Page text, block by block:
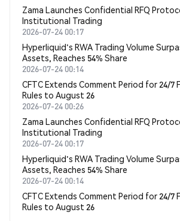
Zama Launches Confidential RFQ
Institutional Trading
2026-07-24 00:17
Hyperliquid's RWA Trading Volume
Assets, Reaches 54% Share
2026-07-24 00:14
CFTC Extends Comment Period for 24/7
Rules to August 26
2026-07-24 00:26
Zama Launches Confidential RFQ
Institutional Trading
2026-07-24 00:17
Hyperliquid's RWA Trading Volume
Assets, Reaches 54% Share
2026-07-24 00:14
CFTC Extends Comment Period for 24/7
Rules to August 26